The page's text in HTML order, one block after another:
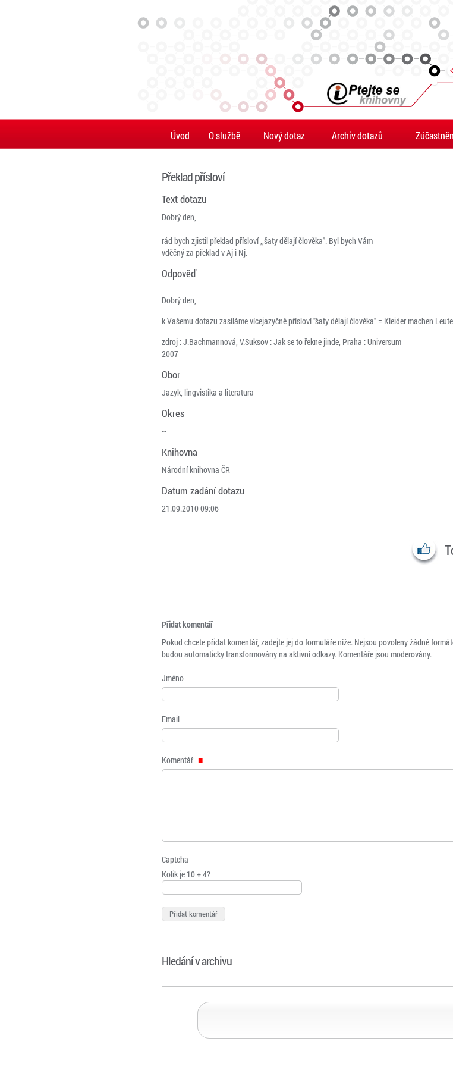
Úvod O službě Nový dotaz Archiv dotazů
Překlad přísloví
Text dotazu
Dobrý den,
rád bych zjistil překlad přísloví ,,šaty dělají člověka". Byl bych Vám
vděčný za překlad v Aj i Nj.
Odpověď
Dobrý den,
k Vašemu dotazu zasíláme vícejazyčně přísloví "šaty dělají člověka" = Kleider machen
zdroj : J.Bachmannová, V.Suksov : Jak se to řekne jinde, Praha : Universum
2007
Obor
Jazyk, lingvistika a literatura
Okres
--
Knihovna
Národní knihovna ČR
Datum zadání dotazu
21.09.2010 09:06
Přidat komentář
Pokud chcete přidat komentář, zadejte jej do formuláře níže. Nejsou povoleny žádné
budou automaticky transformovány na aktivní odkazy. Komentáře jsou moderovány.
Jméno
Email
Komentář
Captcha
Kolik je 10 + 4?
Hledání v archivu